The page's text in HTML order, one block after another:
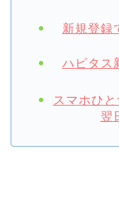
新規登録
ハピタス
スマホひ
翌